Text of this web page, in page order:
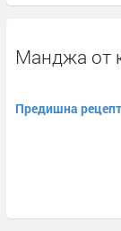
Манджа от
Предишна